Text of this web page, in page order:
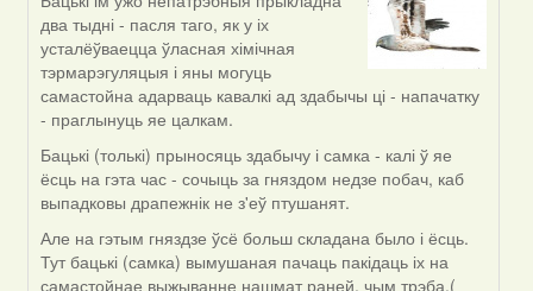
In
reply
to
by
VoV
два тыдні - пасля таго, як у іх
усталёўваецца ўласная хімічная
тэрмарэгуляцыя і яны могуць
самастойна адарваць кавалкі ад здабычы ці - напачатку
- праглынуць яе цалкам.
Бацькі (толькі) прыносяць здабычу і самка - калі ў яе
ёсць на гэта час - сочыць за гняздом недзе побач, каб
выпадковы драпежнік не з'еў птушанят.
Але на гэтым гняздзе ўсё больш складана было і ёсць.
Тут бацькі (самка) вымушаная пачаць пакідаць іх на
самастойнае выжыванне нашмат раней, чым трэба.(